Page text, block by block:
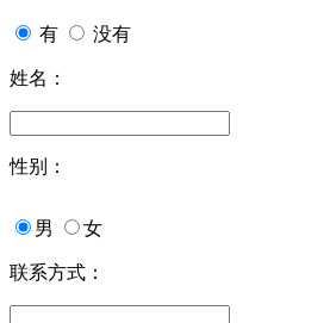
有 没有
姓名：
性别：
男 女
联系方式：